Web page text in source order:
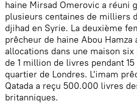
haine Mirsad Omerovic a réuni
plusieurs centaines de milliers
djihad en Syrie. La deuxième
prêcheur de haine Abou Hamza
allocations dans une maison
de 1 million de livres pendant
quartier de Londres. L'imam
Qatada a reçu 500.000 livres
britanniques.